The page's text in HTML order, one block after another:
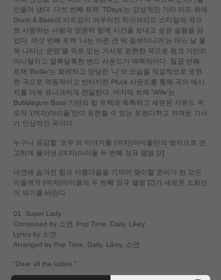
만들어 냈다. 다섯 번째 트랙 '7Days'는 감성적인 기타 리프 위에
Drum & Bass의 비트감이 어우러진 하이브리드 스타일의 곡으
로 사랑하는 사람과 영원히 함께 시간을 보내고 싶은 설렘을 담
았다. 여섯 번째 트랙 '나는 아픈 건 딱 질색이니까'는 어느 날 불
쑥 나타난 ‘운명’을 위트 있는 가사로 표현한 곡으로 펑크 기반의
미니멀하고 알록달록한 밴드 사운드가 매력적이다. 일곱 번째
트랙 'Rollie'는 화려하고 당당한 ‘나’의 모습을 직설적으로 표현
한 곡으로 역동적이고 빈티지한 Pluck 사운드를 통해 곡의 메시
지를 더욱 유니크하게 전달한다. 마지막 트랙 'Wife'는
Bubblegum Bass 기반의 팝 트랙과 독특하고 세련된 사운드 위
오직 ‘(여자)아이들’만이 표현할 수 있는 트렌디하고 귀여운 가사
가 인상적인 곡이다.
누구나 공감할 ‘모두’의 이야기를 (여자)아이들만의 방식으로 견
고하게 풀어낸 (여자)아이들 두 번째 정규 앨범 [2]
내면에 숨겨진 힘과 아름다움을 기꺼이 맞이할 준비가 된 모든
이들에게 (여자)아이들의 두 번째 정규 앨범 [2]가 새로운 도화선
이 되기를 바란다.
01. Super Lady
Composed by 소연, Pop Time, Daily, Likey
Lyrics by 소연
Arranged by Pop Time, Daily, Likey, 소연
“Dear all the ladies.”